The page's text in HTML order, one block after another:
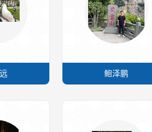
鲍泽鹏